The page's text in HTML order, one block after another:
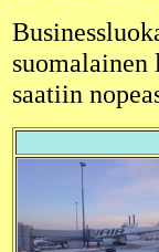
saatiin